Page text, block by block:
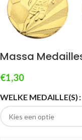
Massa
€1,30
WELKE MEDAILLE(S)